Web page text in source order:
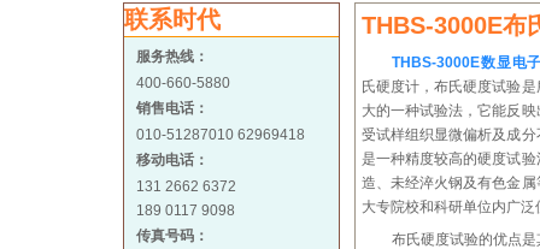
联系时代
服务热线：
400-660-5880
销售电话：
010-51287010 62969418
移动电话：
131 2662 6372
189 0117 9098
传真号码：
THBS-3000E布
THBS-3000E数显电
氏硬度计，布氏硬度试验
大的一种试验法，它能反
受试样组织显微偏析及成
是一种精度较高的硬度试
造、未经淬火钢及有色金
大专院校和科研单位内广泛
布氏硬度试验的优点